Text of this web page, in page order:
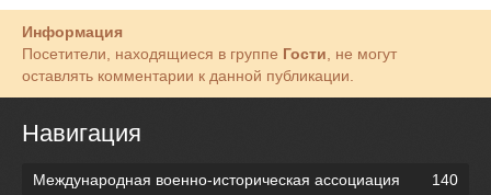
Информация
Посетители, находящиеся в группе Гости, не могут
оставлять комментарии к данной публикации.
Навигация
Международная военно-историческая ассоциация
140